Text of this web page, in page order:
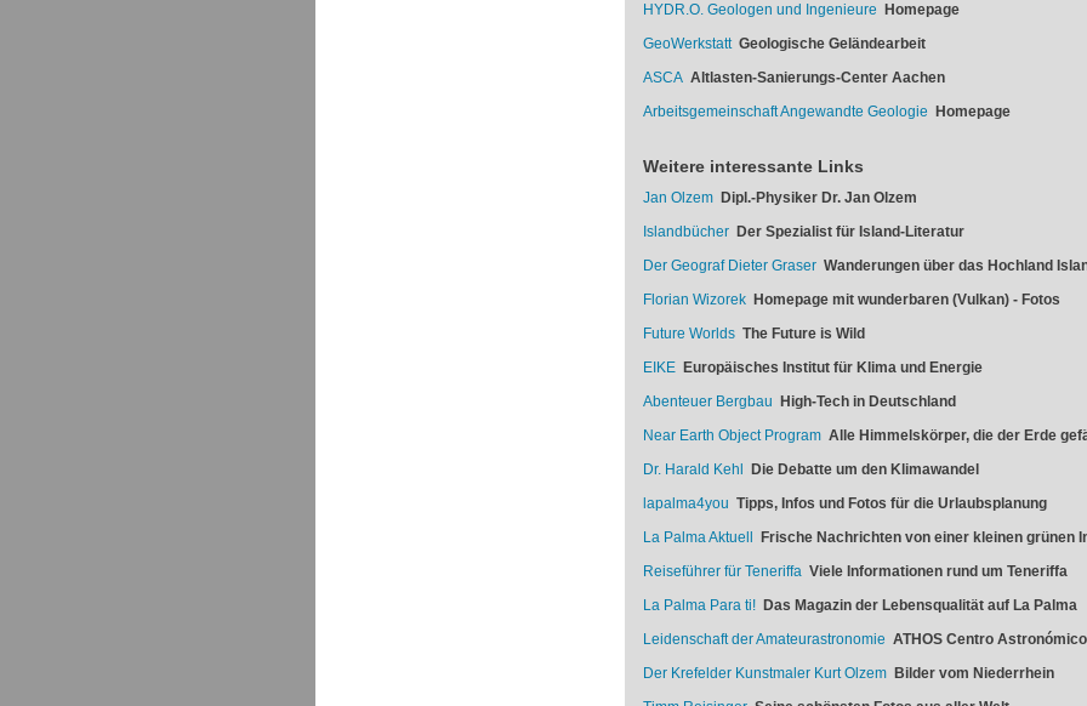
HYDR.O. Geologen und Ingenieure Homepage
GeoWerkstattGeologische Geländearbeit
ASCAAltlasten-Sanierungs-Center Aachen
Arbeitsgemeinschaft Angewandte Geologie Homepage
Weitere interessante Links
Jan OlzemDipl.-Physiker Dr. Jan Olzem
IslandbücherDer Spezialist für Island-Literatur
Der Geograf Dieter GraserWanderungen über das Hochland
Florian WizorekHomepage mit wunderbaren (Vulkan) - Fotos
Future WorldsThe Future is Wild
EIKEEuropäisches Institut für Klima und Energie
Abenteuer Bergbau High-Tech in Deutschland
Near Earth Object ProgramAlle Himmelskörper, die der Erde
Dr. Harald Kehl
Die Debatte um den Klimawandel
lapalma4you Tipps, Infos und Fotos für die Urlaubsplanung
La Palma Aktuell
Frische Nachrichten von einer kleinen grünen
Reiseführer für TeneriffaViele Informationen rund um Teneriffa
La Palma Para ti!Das Magazin der Lebensqualität auf La Palma
Leidenschaft der Amateurastronomie ATHOS Centro
Der Krefelder Kunstmaler Kurt OlzemBilder vom Niederrhein